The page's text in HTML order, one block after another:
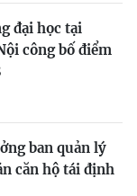
đại học tại
công bố điểm
ban quản lý
căn hộ tái định